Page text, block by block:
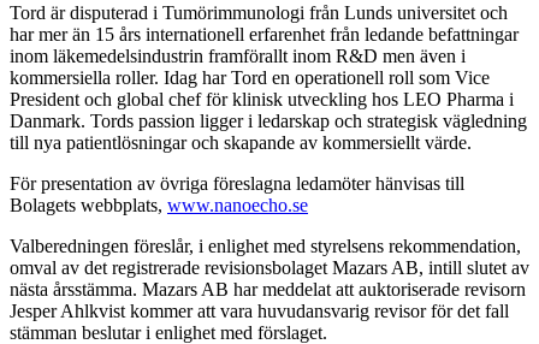
Tord är disputerad i Tumörimmunologi från Lunds universitet och
har mer än 15 års internationell erfarenhet från ledande befattningar
inom läkemedelsindustrin framförallt inom R&D men även i
kommersiella roller. Idag har Tord en operationell roll som Vice
President och global chef för klinisk utveckling hos LEO Pharma i
Danmark. Tords passion ligger i ledarskap och strategisk vägledning
till nya patientlösningar och skapande av kommersiellt värde.
För presentation av övriga föreslagna ledamöter hänvisas till
Bolagets webbplats, www.nanoecho.se
Valberedningen föreslår, i enlighet med styrelsens rekommendation,
omval av det registrerade revisionsbolaget Mazars AB, intill slutet av
nästa årsstämma. Mazars AB har meddelat att auktoriserade revisorn
Jesper Ahlkvist kommer att vara huvudansvarig revisor för det fall
stämman beslutar i enlighet med förslaget.